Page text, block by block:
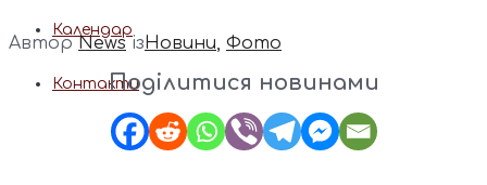
Календар
Контакти
АвторNews ізНовини, Фото
Поділитися новинами